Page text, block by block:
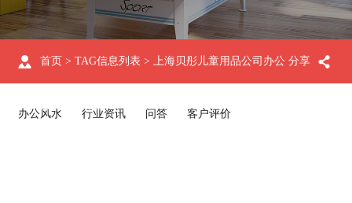
分享
首页 > TAG信息列表 > 上海贝彤儿童用品公司办公
室装修效果图
办公风水 行业资讯 问答 客户评价